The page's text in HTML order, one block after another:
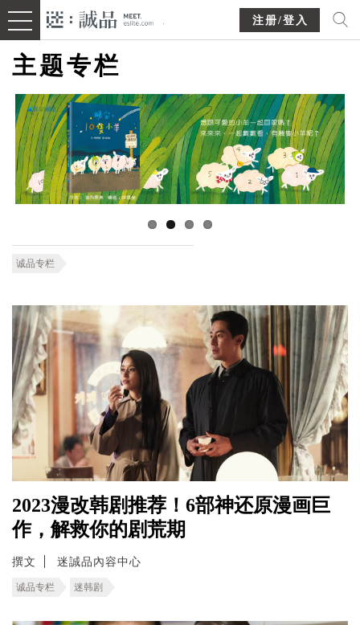
注册/登入
主题专栏
诚品专栏
2023漫改韩剧推荐！6部神还原漫画巨
作，解救你的剧荒期
撰文 迷誠品內容中心
诚品专栏 迷韩剧